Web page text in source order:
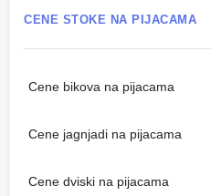
CENE STOKE NA PIJACAMA
Cene bikova na pijacama
Cene jagnjadi na pijacama
Cene dviski na pijacama